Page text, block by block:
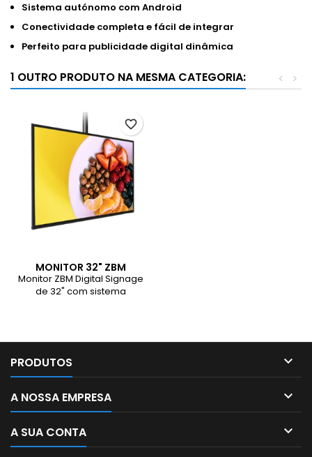
Sistema autónomo com Android
Conectividade completa e fácil de integrar
Perfeito para publicidade digital dinâmica
1 OUTRO PRODUTO NA MESMA CATEGORIA: >
<
MONITOR 32" ZBM
DIGITAL SIGNAGE
ANDROID
Monitor ZBM Digital Signage
de 32" com sistema
ambientes comerciais.
favorite_border
PRODUTOS 
A NOSSA EMPRESA 
A SUA CONTA 